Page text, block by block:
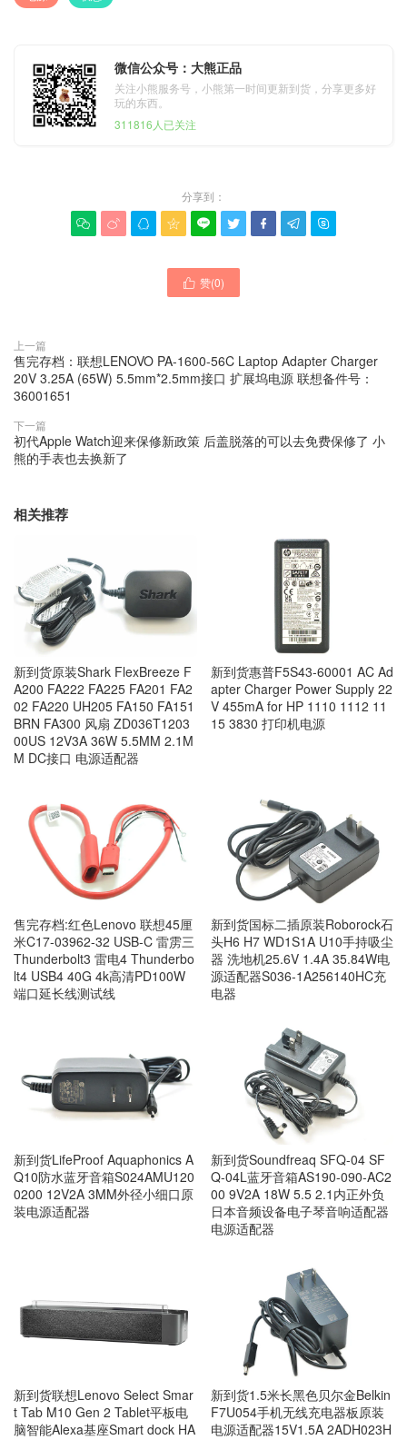
微信公众号：大熊正品
关注小熊服务号，小熊第一时间更新到货，分享更多好
玩的东西。
311816人已关注
分享到：
        
 赞(0)
上一篇
售完存档：联想LENOVO PA-1600-56C Laptop Adapter Charger
20V 3.25A (65W) 5.5mm*2.5mm接口 扩展坞电源 联想备件号：
36001651
下一篇
初代Apple Watch迎来保修新政策 后盖脱落的可以去免费保修了 小
熊的手表也去换新了
相关推荐
新到货原装Shark FlexBreeze F
A200 FA222 FA225 FA201 FA2
02 FA220 UH205 FA150 FA151
BRN FA300 风扇 ZD036T1203
00US 12V3A 36W 5.5MM 2.1M
M DC接口 电源适配器
新到货惠普F5S43-60001 AC Ad
apter Charger Power Supply 22
V 455mA for HP 1110 1112 11
15 3830 打印机电源
售完存档:红色Lenovo 联想45厘
米C17-03962-32 USB-C 雷雳三
Thunderbolt3 雷电4 Thunderbo
lt4 USB4 40G 4k高清PD100W
端口延长线测试线
新到货国标二插原装Roborock石
头H6 H7 WD1S1A U10手持吸尘
器 洗地机25.6V 1.4A 35.84W电
源适配器S036-1A256140HC充
电器
新到货LifeProof Aquaphonics A
Q10防水蓝牙音箱S024AMU120
0200 12V2A 3MM外径小细口原
装电源适配器
新到货Soundfreaq SFQ-04 SF
Q-04L蓝牙音箱AS190-090-AC2
00 9V2A 18W 5.5 2.1内正外负
日本音频设备电子琴音响适配器
电源适配器
新到货联想Lenovo Select Smar
t Tab M10 Gen 2 Tablet平板电
脑智能Alexa基座Smart dock HA
新到货1.5米长黑色贝尔金Belkin
F7U054手机无线充电器板原装
电源适配器15V1.5A 2ADH023H